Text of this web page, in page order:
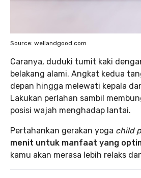
Source: wellandgood.com
Caranya, duduki tumit kaki
belakang alami. Angkat kedua
depan hingga melewati kepala
Lakukan perlahan sambil
posisi wajah menghadap lantai.
Pertahankan gerakan yoga child
menit untuk manfaat yang
kamu akan merasa lebih relaks